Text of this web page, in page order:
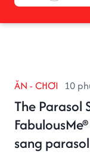
ĂN - CHƠI 10
The Parasol
sang parasol